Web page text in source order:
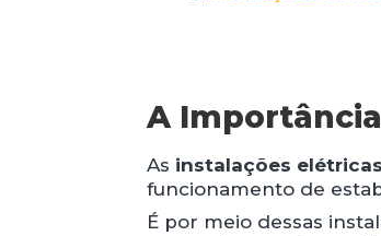
A
As instalações
funcionamento de
É por meio dessas